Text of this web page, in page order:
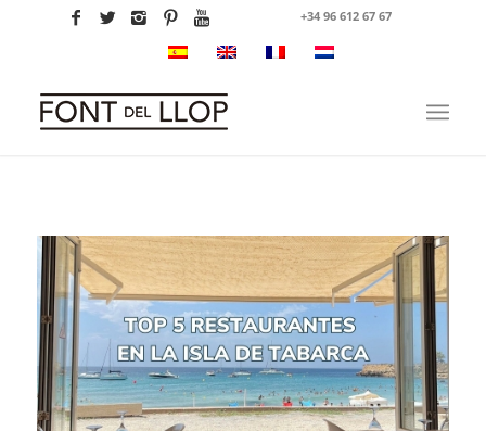
+34 96 612 67 67